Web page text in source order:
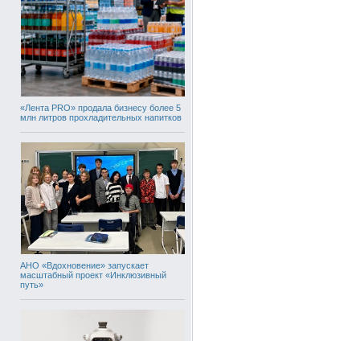
«Лента PRO» продала бизнесу более 5
млн литров прохладительных напитков
АНО «Вдохновение» запускает
масштабный проект «Инклюзивный
путь»